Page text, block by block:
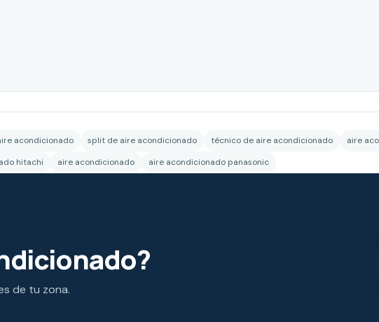
acondicionado split de aire acondicionado técnico de aire acondicionado
aire
hitachi aire acondicionado aire acondicionado panasonic
de tu zona.